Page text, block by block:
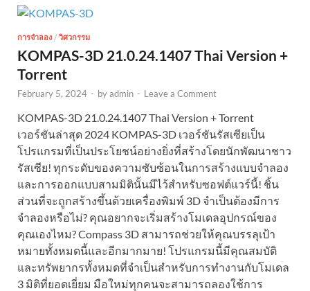
การจำลอง / วิศวกรรม
KOMPAS-3D 21.0.24.1407 Thai Version +
Torrent
February 5, 2024 - byadmin - Leave a Comment
KOMPAS-3D 21.0.24.1407 Thai Version + Torrent
เวอร์ชันล่าสุด 2024 KOMPAS-3D เวอร์ชันรัสเซียเป็น
โปรแกรมที่เป็นประโยชน์อย่างยิ่งที่สร้างโดยนักพัฒนาชาว
รัสเซีย! ทุกระดับของความซับซ้อนในการสร้างแบบจำลอง
และการออกแบบสามมิตินั้นมีไว้สำหรับซอฟต์แวร์นี้! ชิ้น
ส่วนที่จะถูกสร้างขึ้นด้วยเครื่องพิมพ์ 3D จำเป็นต้องมีการ
จำลองหรือไม่? คุณอยากจะเริ่มสร้างโมเดลอุปกรณ์ของ
คุณเองไหม? Compass 3D สามารถช่วยให้คุณบรรลุเป้า
หมายทั้งหมดนี้และอีกมากมาย! โปรแกรมนี้มีคุณสมบัติ
และทรัพยากรทั้งหมดที่จำเป็นสำหรับการทำงานกับโมเดล
3 มิติที่ยอดเยี่ยม มือใหม่ทุกคนจะสามารถลองใช้การ